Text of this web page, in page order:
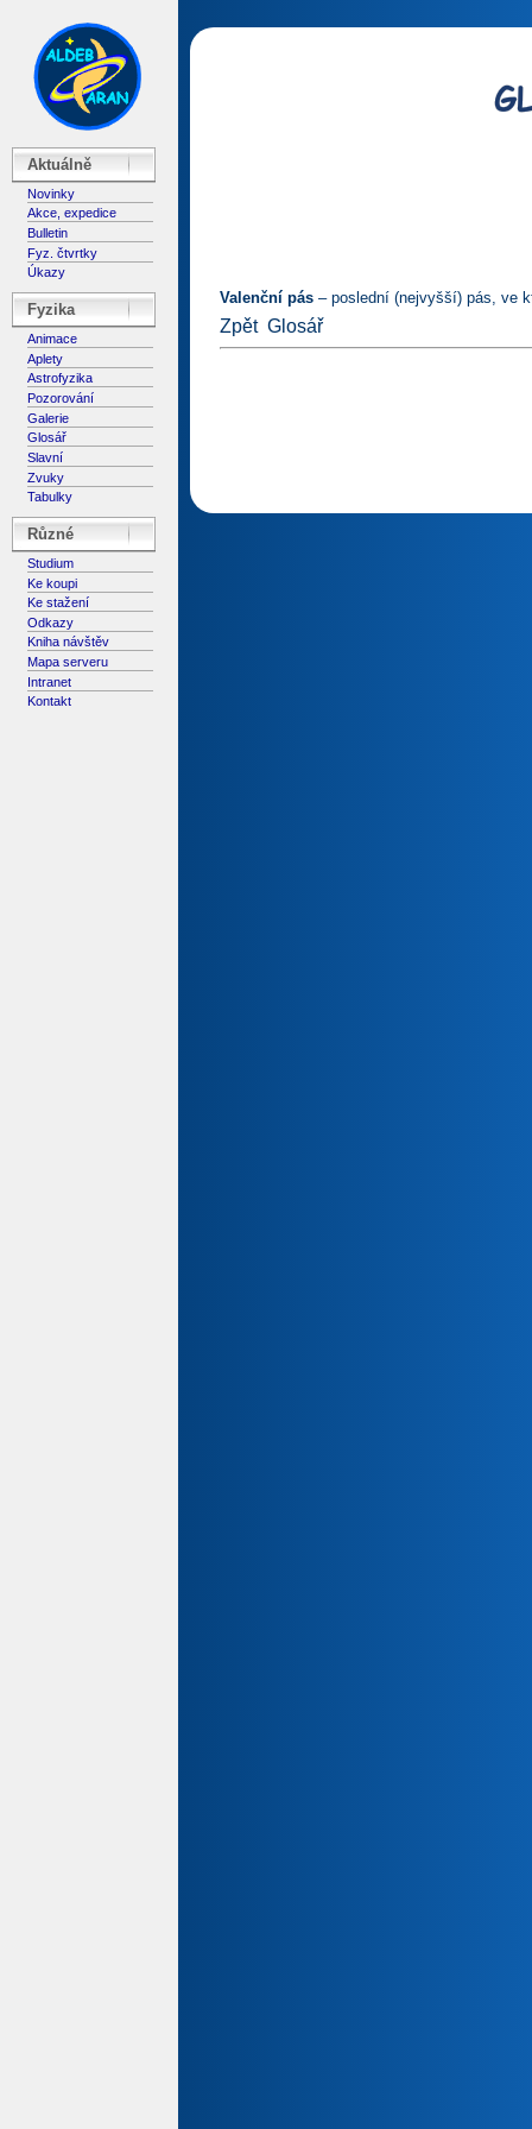
Aktuálně
Novinky
Akce, expedice
Bulletin
Fyz. čtvrtky
Úkazy
Fyzika
Animace
Aplety
Astrofyzika
Pozorování
Galerie
Glosář
Slavní
Zvuky
Tabulky
Různé
Studium
Ke koupi
Ke stažení
Odkazy
Kniha návštěv
Mapa serveru
Intranet
Kontakt
Valenční pás – poslední (nejvyšší) pás, ve
Zpět Glosář